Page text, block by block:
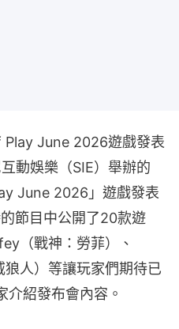
June 2026遊戲發表
動娛樂（SIE）舉辦的
June 2026」遊戲發表
節目中公開了20款遊
（戰神：勞菲）、
人）等讓玩家們期待已
介紹發布會內容。